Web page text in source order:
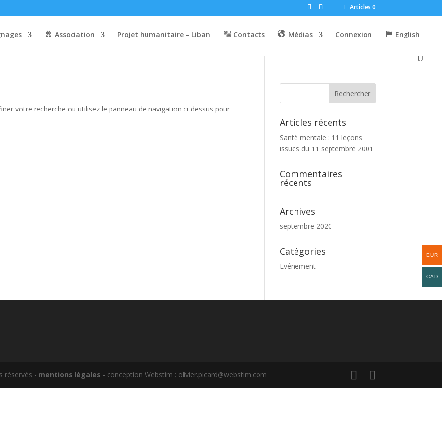
Articles 0
Association Projet humanitaire – Liban Contacts Médias Connexion English
votre recherche ou utilisez le panneau de navigation ci-dessus pour
Articles récents
Santé mentale : 11 leçons
issues du 11 septembre 2001
Commentaires
récents
Archives
septembre 2020
Catégories
Evénement
réservés - mentions légales - conception Webstim : olivier.picard@webstim.com
EUR
CAD